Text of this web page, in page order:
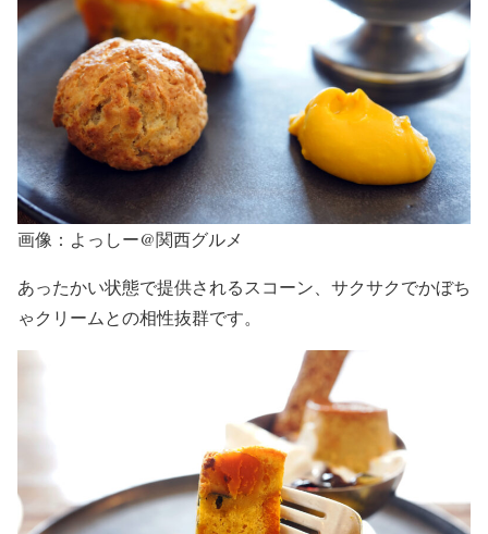
画像：よっしー@関西グルメ
あったかい状態で提供されるスコーン、サクサクでかぼち
ゃクリームとの相性抜群です。